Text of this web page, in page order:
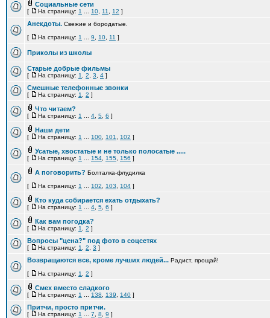
Социальные сети
[ На страницу: 1 10 11 12 ]
Анекдоты. Свежие и бородатые.
[
На страницу: 1 9 10 11 ]
Приколы из школы
Старые добрые фильмы
[ На страницу: 1 2 3 4 ]
Смешные телефонные звонки
[ На страницу: 1 2 ]
Что читаем?
[ На страницу: 1 4 5 6 ]
Наши дети
[ На страницу: 1 100 101 102 ]
Усатые, хвостатые и не только полосатые .....
[ На страницу: 1 154 155 156 ]
А поговорить? Болталка-флудилка
[
На страницу: 1 102 103 104 ]
Кто куда собирается ехать отдыхать?
[ На страницу: 1 4 5 6 ]
Как вам погодка?
[ На страницу: 1 2 ]
Вопросы "цена?" под фото в соцсетях
[ На страницу: 1 2 3 ]
Возвращаются все, кроме лучших людей... Радист, прощай!
[
На страницу: 1 2 ]
Смех вместо сладкого
[ На страницу: 1 138 139 140 ]
Притчи, просто притчи.
[ На страницу: 1 7 8 9 ]